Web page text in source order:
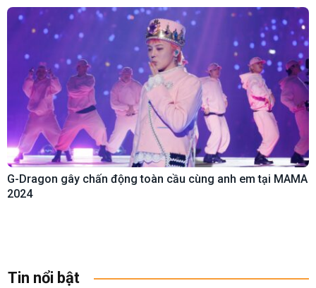
G-Dragon gây chấn động toàn cầu cùng anh em tại MAMA
2024
Tin nổi bật